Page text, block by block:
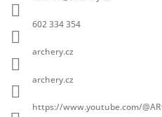
602 334 354
archery.cz
archery.cz
https://www.youtube.com/